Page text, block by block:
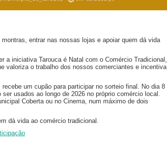
entrar nas nossas lojas e apoiar quem dá vida
a iniciativa Tarouca é Natal com o Comércio Tradicional,
valoriza o trabalho dos nossos comerciantes e incentiva
um cupão para participar no sorteio final. No dia 8
usados ao longo de 2026 no próprio comércio local.
Coberta ou no Cinema, num máximo de dois
dá vida ao comércio tradicional.